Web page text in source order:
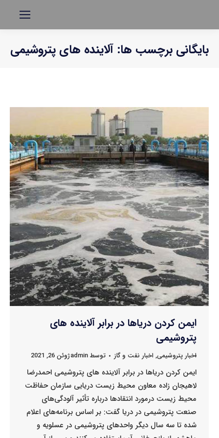
بایگانی برچسب ها: آلاینده های پتروشیمی
ایمن کردن دریاها در برابر آلاینده های
پتروشیمی
اخبار پتروشیمی, اخبار نفت و گاز توسطadminژوئن 26, 2021
ایمن کردن دریاها در برابر آلاینده های پتروشیمی احمدرضا
لاهیجان زاده معاون محیط زیست دریایی سازمان حفاظت
محیط زیست درمورد انتقادها درباره تأثیر آلودگی‌های
صنعت پتروشیمی در دریا گفت: بر اساس برنامه‌های اعلام
شده تا سه سال دیگر واحدهای پتروشیمی در عسلویه و